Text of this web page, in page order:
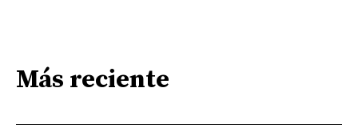
Más reciente